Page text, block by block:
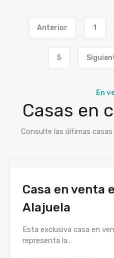
Anterior 1
5
En
Casas en
Consulte las últimas
Casa en venta
Alajuela
Esta exclusiva casa en
representa la…